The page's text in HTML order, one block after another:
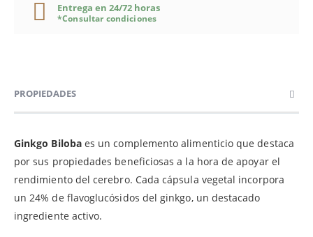
Entrega en 24/72 horas
*Consultar condiciones
PROPIEDADES
Ginkgo Biloba es un complemento alimenticio que destaca
por sus propiedades beneficiosas a la hora de apoyar el
rendimiento del cerebro. Cada cápsula vegetal incorpora
un 24% de flavoglucósidos del ginkgo, un destacado
ingrediente activo.